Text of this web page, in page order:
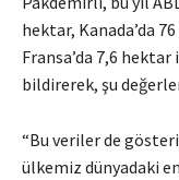
hektar, Kanada’da
Fransa’da 7,6
bildirerek, şu
“Bu veriler de
ülkemiz dünyadaki